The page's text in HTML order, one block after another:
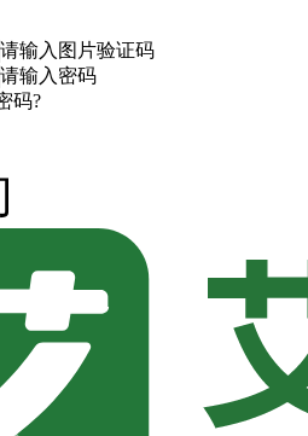
请输入图片验证码
请输入密码
码?